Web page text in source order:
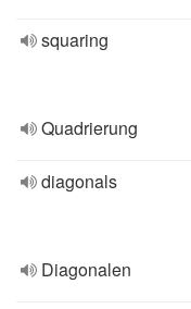
squaring
Quadrierung
diagonals
Diagonalen